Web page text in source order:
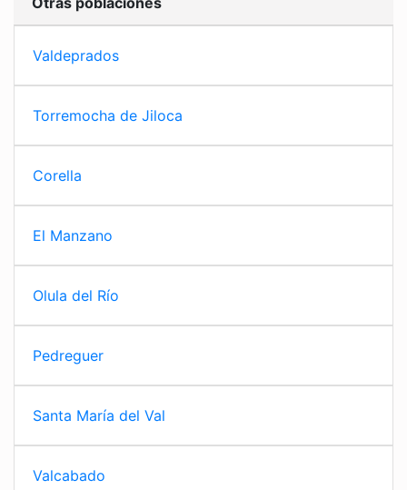
Valdeprados
Torremocha de Jiloca
Corella
El Manzano
Olula del Río
Pedreguer
Santa María del Val
Valcabado